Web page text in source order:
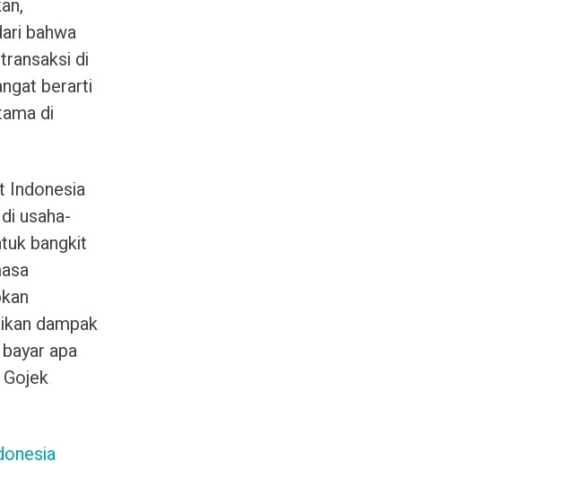
bahwa
di
berarti
di
Indonesia
usaha-
bangkit
dampak
apa